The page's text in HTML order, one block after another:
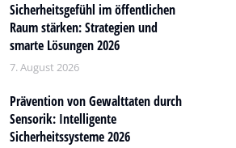
Sicherheitsgefühl im öffentlichen
Raum stärken: Strategien und
smarte Lösungen 2026
7. August 2026
Prävention von Gewalttaten durch
Sensorik: Intelligente
Sicherheitssysteme 2026